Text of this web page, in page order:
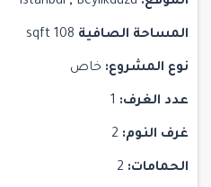
المساحة الصافية
نوع المشروع: خاص
عدد الغرف:
غرف النوم:
الحمامات: